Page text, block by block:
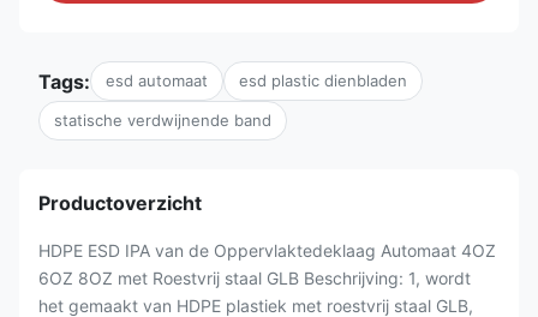
Tags: esd automaat esd plastic dienbladen
statische verdwijnende band
Productoverzicht
HDPE ESD IPA van de Oppervlaktedeklaag Automaat 4OZ
6OZ 8OZ met Roestvrij staal GLB Beschrijving: 1, wordt
het gemaakt van HDPE plastiek met roestvrij staal GLB,